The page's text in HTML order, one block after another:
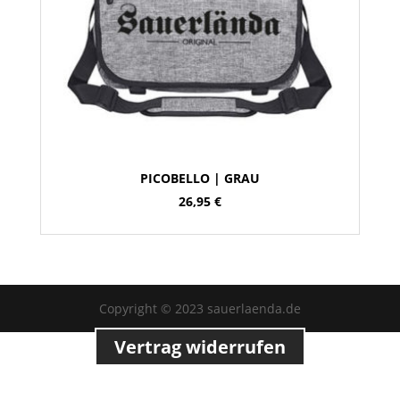
PICOBELLO | GRAU
26,95 €
Copyright © 2023 sauerlaenda.de
Vertrag widerrufen